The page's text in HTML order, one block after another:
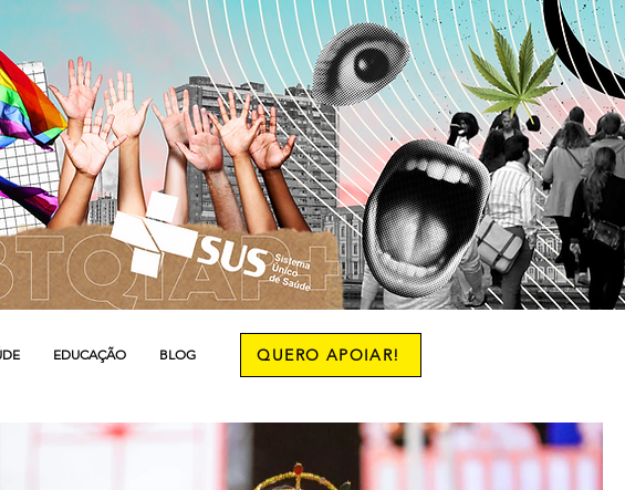
EDUCAÇÃO BLOG QUERO APOIAR!